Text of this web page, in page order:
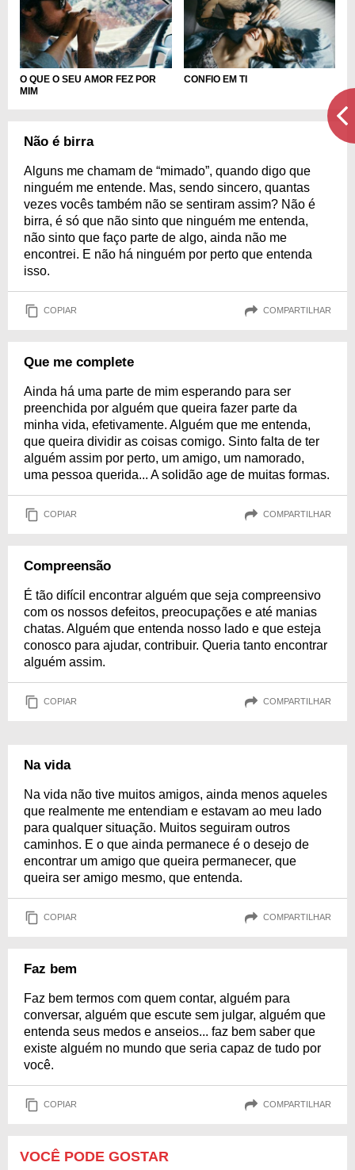
O QUE O SEU AMOR FEZ POR
MIM
CONFIO EM TI
Não é birra
Alguns me chamam de “mimado”, quando digo que
ninguém me entende. Mas, sendo sincero, quantas
vezes vocês também não se sentiram assim? Não é
birra, é só que não sinto que ninguém me entenda,
não sinto que faço parte de algo, ainda não me
encontrei. E não há ninguém por perto que entenda
isso.
COPIAR COMPARTILHAR
Que me complete
Ainda há uma parte de mim esperando para ser
preenchida por alguém que queira fazer parte da
minha vida, efetivamente. Alguém que me entenda,
que queira dividir as coisas comigo. Sinto falta de ter
alguém assim por perto, um amigo, um namorado,
uma pessoa querida... A solidão age de muitas formas.
COPIAR COMPARTILHAR
Compreensão
É tão difícil encontrar alguém que seja compreensivo
com os nossos defeitos, preocupações e até manias
chatas. Alguém que entenda nosso lado e que esteja
conosco para ajudar, contribuir. Queria tanto encontrar
alguém assim.
COPIAR COMPARTILHAR
Na vida
Na vida não tive muitos amigos, ainda menos aqueles
que realmente me entendiam e estavam ao meu lado
para qualquer situação. Muitos seguiram outros
caminhos. E o que ainda permanece é o desejo de
encontrar um amigo que queira permanecer, que
queira ser amigo mesmo, que entenda.
COPIAR COMPARTILHAR
Faz bem
Faz bem termos com quem contar, alguém para
conversar, alguém que escute sem julgar, alguém que
entenda seus medos e anseios... faz bem saber que
existe alguém no mundo que seria capaz de tudo por
você.
COPIAR COMPARTILHAR
VOCÊ PODE GOSTAR